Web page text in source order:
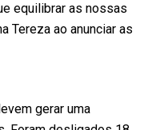
equilibrar as nossas
Tereza ao anunciar as
gerar uma